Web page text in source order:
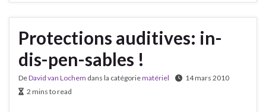
Protections auditives: in-
dis-pen-sables !
DeDavid van Lochem dans la catégoriematériel
14 mars 2010
2 mins to read